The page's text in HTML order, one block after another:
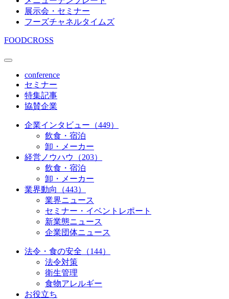
展示会・セミナー
フーズチャネルタイムズ
FOODCROSS
conference
セミナー
特集記事
協賛企業
企業インタビュー（449）
飲食・宿泊
卸・メーカー
経営ノウハウ（203）
飲食・宿泊
卸・メーカー
業界動向（443）
業界ニュース
セミナー・イベントレポート
新業態ニュース
企業団体ニュース
法令・食の安全（144）
法令対策
衛生管理
食物アレルギー
お役立ち